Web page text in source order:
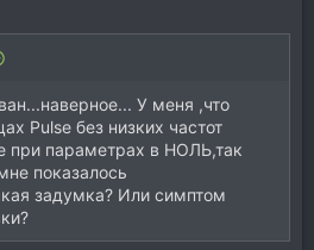
У меня ,что
Pulse без низких частот
при параметрах в НОЛЬ,так
показалось
задумка? Или симптом